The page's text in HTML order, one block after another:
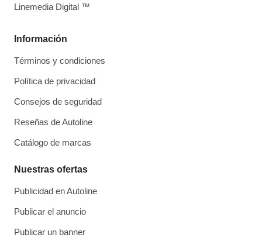
Información
Términos y condiciones
Política de privacidad
Consejos de seguridad
Reseñas de Autoline
Catálogo de marcas
Nuestras ofertas
Publicidad en Autoline
Publicar el anuncio
Publicar un banner
Linemedia Digital ™